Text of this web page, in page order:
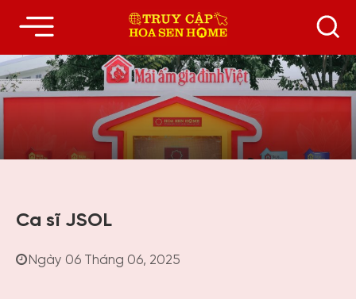
Ca sĩ JSOL
Ngày 06 Tháng 06, 2025